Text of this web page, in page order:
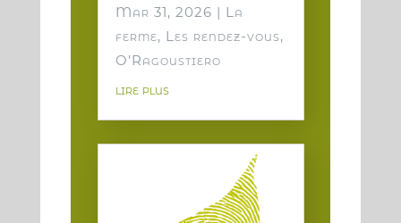
Mar 31, 2026 | La
ferme, Les rendez-vous,
O'Ragoustiero
lire plus